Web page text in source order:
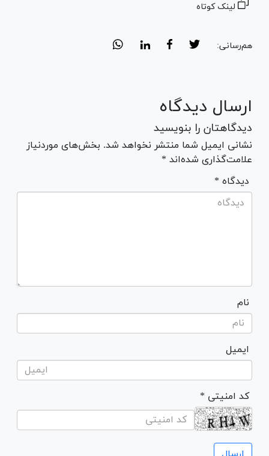
لینک کوتاه
هم‌رسانی:
ارسال دیدگاه
دیدگاهتان را بنویسید
نشانی ایمیل شما منتشر نخواهد شد. بخش‌های موردنیاز
علامت‌گذاری شده‌اند *
* دیدگاه
نام
ایمیل
* کد امنیتی